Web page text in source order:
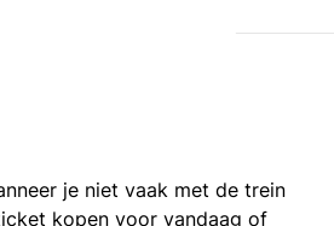
je niet vaak met de trein
kopen voor vandaag of